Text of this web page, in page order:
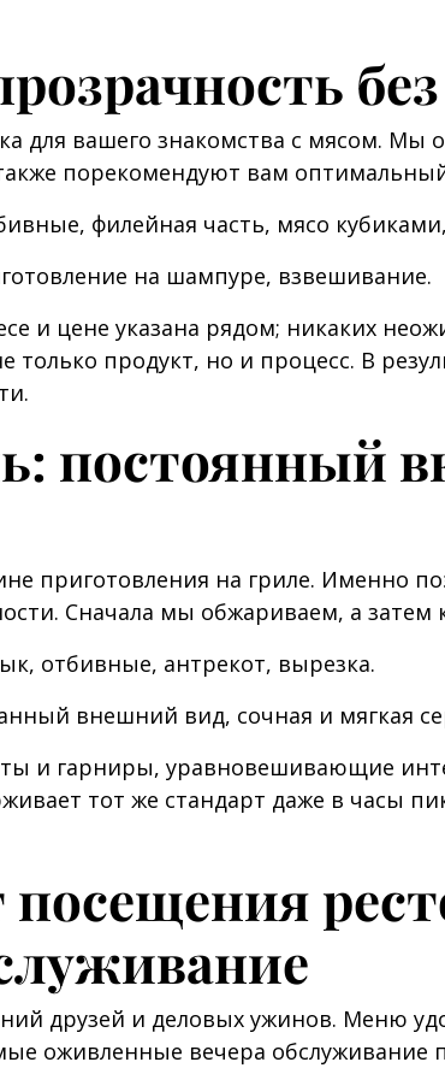
для вашего знакомства с мясом.
порекомендуют вам оптимальный
филейная часть, мясо
на шампуре, взвешивание.
и цене указана рядом; никаких
продукт, но и процесс. В
постоянный
приготовления на гриле. Именно
Сначала мы обжариваем, а
отбивные, антрекот, вырезка.
внешний вид, сочная и мягкая
и гарниры, уравновешивающие
тот же стандарт даже в часы
посещения
друзей и деловых ужинов. Меню
оживленные вечера обслуживание